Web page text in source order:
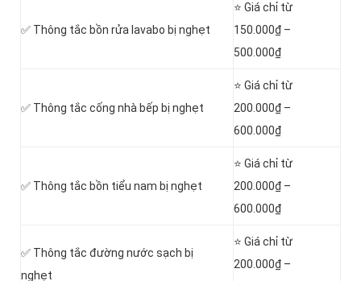
✅ Thông tắc bồn rửa lavabo bị nghẹt
⭐ Giá chỉ từ
150.000₫ –
500.000₫
✅ Thông tắc cống nhà bếp bị nghẹt
⭐ Giá chỉ từ
200.000₫ –
600.000₫
✅ Thông tắc bồn tiểu nam bị nghẹt
⭐ Giá chỉ từ
200.000₫ –
600.000₫
✅ Thông tắc đường nước sạch bị
nghẹt
⭐ Giá chỉ từ
200.000₫ –